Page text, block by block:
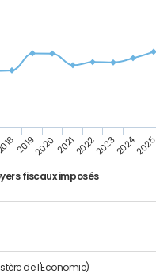
fiscaux imposés
2019202020212022202320242025
de l'Economie)